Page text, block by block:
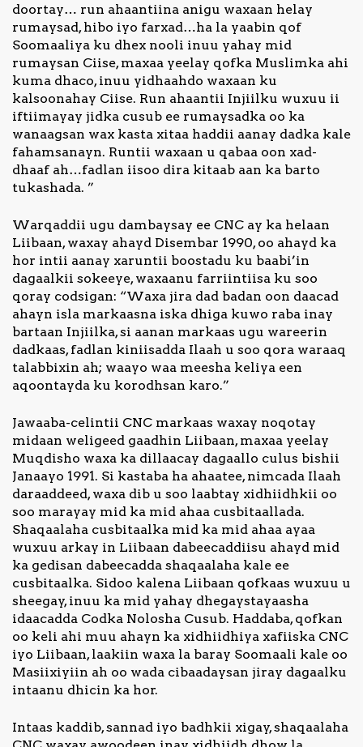
doortay… run ahaantiina anigu waxaan helay
rumaysad, hibo iyo farxad…ha la yaabin qof
Soomaaliya ku dhex nooli inuu yahay mid
rumaysan Ciise, maxaa yeelay qofka Muslimka ahi
kuma dhaco, inuu yidhaahdo waxaan ku
kalsoonahay Ciise. Run ahaantii Injiilku wuxuu ii
iftiimayay jidka cusub ee rumaysadka oo ka
wanaagsan wax kasta xitaa haddii aanay dadka kale
fahamsanayn. Runtii waxaan u qabaa oon xad-
dhaaf ah…fadlan iisoo dira kitaab aan ka barto
tukashada. ”
Warqaddii ugu dambaysay ee CNC ay ka helaan
Liibaan, waxay ahayd Disembar 1990, oo ahayd ka
hor intii aanay xaruntii boostadu ku baabi’in
dagaalkii sokeeye, waxaanu farriintiisa ku soo
qoray codsigan: “Waxa jira dad badan oon daacad
ahayn isla markaasna iska dhiga kuwo raba inay
bartaan Injiilka, si aanan markaas ugu wareerin
dadkaas, fadlan kiniisadda Ilaah u soo qora waraaq
talabbixin ah; waayo waa meesha keliya een
aqoontayda ku korodhsan karo.”
Jawaaba-celintii CNC markaas waxay noqotay
midaan weligeed gaadhin Liibaan, maxaa yeelay
Muqdisho waxa ka dillaacay dagaallo culus bishii
Janaayo 1991. Si kastaba ha ahaatee, nimcada Ilaah
daraaddeed, waxa dib u soo laabtay xidhiidhkii oo
soo marayay mid ka mid ahaa cusbitaallada.
Shaqaalaha cusbitaalka mid ka mid ahaa ayaa
wuxuu arkay in Liibaan dabeecaddiisu ahayd mid
ka gedisan dabeecadda shaqaalaha kale ee
cusbitaalka. Sidoo kalena Liibaan qofkaas wuxuu u
sheegay, inuu ka mid yahay dhegaystayaasha
idaacadda Codka Nolosha Cusub. Haddaba, qofkan
oo keli ahi muu ahayn ka xidhiidhiya xafiiska CNC
iyo Liibaan, laakiin waxa la baray Soomaali kale oo
Masiixiyiin ah oo wada cibaadaysan jiray dagaalku
intaanu dhicin ka hor.
Intaas kaddib, sannad iyo badhkii xigay, shaqaalaha